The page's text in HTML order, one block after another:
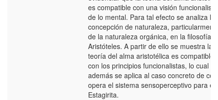
es compatible con una visión funcionalista
de lo mental. Para tal efecto se analiza la
concepción de naturaleza,
de la naturaleza orgánica, en la filosofía
Aristóteles. A partir de ello se muestra la
teoría del alma aristotélica es compatible
con los principios funcionalistas, lo cual
además se aplica al caso concreto de
opera el sistema sensoperceptivo para el
Estagirita.